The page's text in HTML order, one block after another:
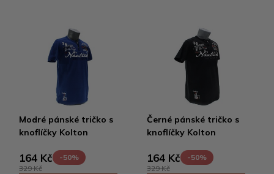
Modré pánské tričko s
knoflíčky Kolton
164 Kč
-50%
329 Kč
Černé pánské tričko s
knoflíčky Kolton
164 Kč
-50%
329 Kč